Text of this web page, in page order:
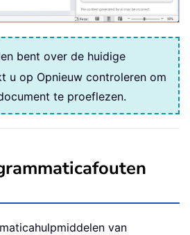
bent over de huidige
u op Opnieuw controleren om
te proeflezen.
van